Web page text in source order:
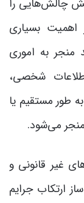
چالش‌هایی را
بسیاری
منجر به اموری
شخصی،
طور مستقیم یا
می‌شود.
غیر قانونی و
ارتکاب جرایم